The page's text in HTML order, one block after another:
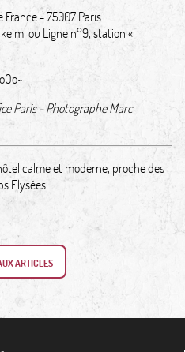
France - 75007 Paris
ou Ligne n°9, station «
Paris- Photographe Marc
calme et moderne, proche des
Elysées
ARTICLES